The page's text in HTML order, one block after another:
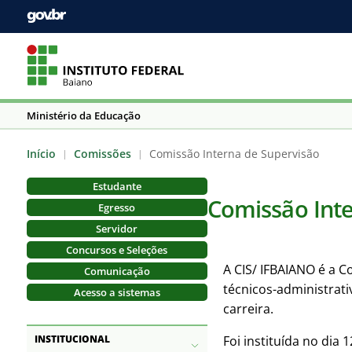
Ministério da Educação
Início | Comissões | Comissão Interna de Supervisão
Estudante
Egresso
Servidor
Concursos e Seleções
Comunicação
Acesso a sistemas
INSTITUCIONAL
Comissão
A CIS/ IFBAIANO é
técnicos-
carreira.
Foi instituída no dia